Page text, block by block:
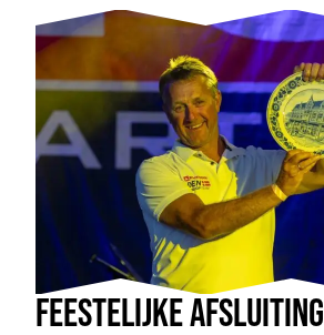
FEESTELIJKE AFSLUITING